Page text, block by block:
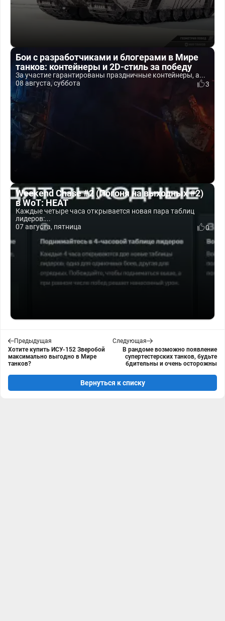
Бои с разработчиками и блогерами в Мире
танков: контейнеры и 2D-стиль за победу
За участие гарантированы праздничные контейнеры, а...
08 августа, суббота
3
Weekend Chase #2 (Погоня на выходных #2)
в WoT: HEAT
Каждые четыре часа открывается новая пара таблиц
лидеров:...
07 августа, пятница
0
Предыдущая
Хотите купить ИСУ-152 Зверобой
максимально выгодно в Мире
танков?
Следующая
В рандоме возможно появление
супертестерских танков, будьте
бдительны и очень осторожны
Вернуться к списку